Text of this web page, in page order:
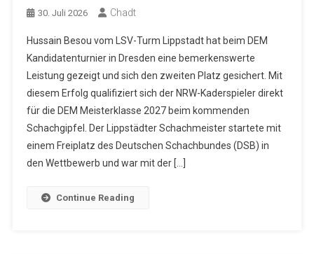
30. Juli 2026 Chadt
Hussain Besou vom LSV-Turm Lippstadt hat beim DEM
Kandidatenturnier in Dresden eine bemerkenswerte
Leistung gezeigt und sich den zweiten Platz gesichert. Mit
diesem Erfolg qualifiziert sich der NRW-Kaderspieler direkt
für die DEM Meisterklasse 2027 beim kommenden
Schachgipfel. Der Lippstädter Schachmeister startete mit
einem Freiplatz des Deutschen Schachbundes (DSB) in
den Wettbewerb und war mit der […]
Continue Reading